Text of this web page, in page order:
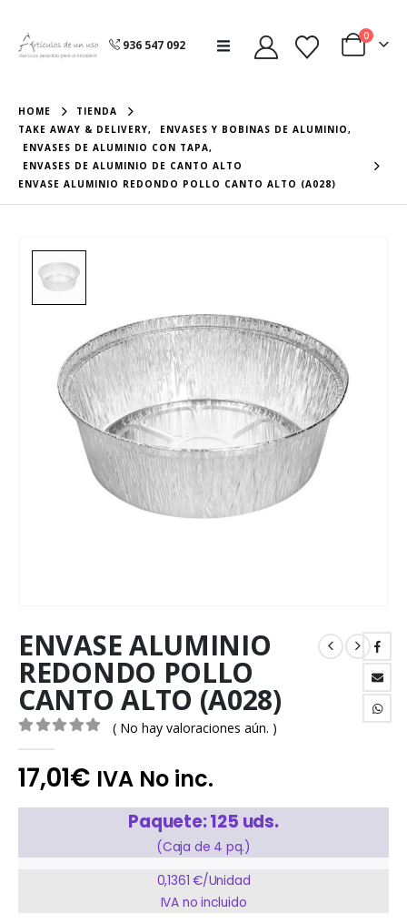
936 547 092
0
HOME
TIENDA
TAKE AWAY & DELIVERY, ENVASES Y BOBINAS DE ALUMINIO,
ENVASES DE ALUMINIO CON TAPA,
ENVASES DE ALUMINIO DE CANTO ALTO
ENVASE ALUMINIO REDONDO POLLO CANTO ALTO (A028)
ENVASE ALUMINIO
REDONDO POLLO
CANTO ALTO (A028)
( No hay valoraciones aún. )
17,01€ IVA No inc.
Paquete: 125 uds.
(Caja de 4 pq.)
0,1361 €/Unidad
IVA no incluido